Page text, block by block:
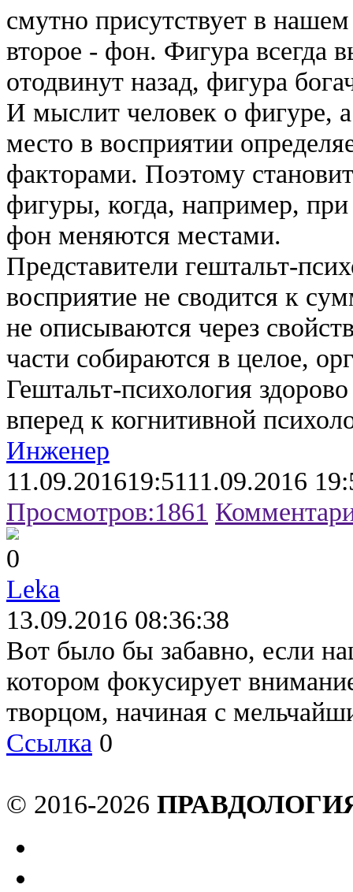
смутно присутствует в
второе - фон. Фигура всегда
отодвинут назад, фигура
И мыслит человек о фигуре,
место в восприятии
факторами. Поэтому
фигуры, когда, например,
фон меняются местами.
Представители гештальт-
восприятие не сводится к
не описываются через
части собираются в целое,
Гештальт-психология
вперед к когнитивной
Инженер
11.09.201619:5111.09.2016
Просмотров:1861
0
Leka
13.09.2016 08:36:38
Вот было бы забавно, если
котором фокусирует
творцом, начиная с
Ссылка 0
© 2016-2026